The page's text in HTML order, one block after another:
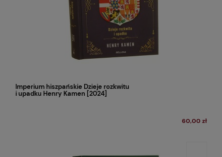
Imperium hiszpańskie Dzieje rozkwitu
i upadku Henry Kamen [2024]
60,00 zł